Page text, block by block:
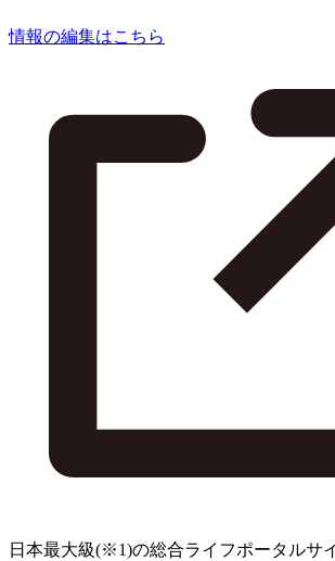
情報の編集はこちら
日本最大級(※1)の総合ライフポータルサ